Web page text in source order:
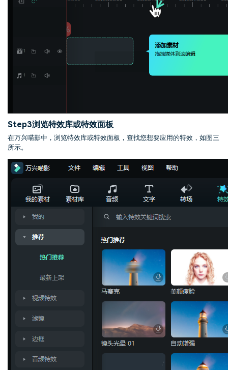
Step3浏览特效库或特效面板
在万兴喵影中，浏览特效库或特效面板，查找您想要应用的特效，如图三
所示。